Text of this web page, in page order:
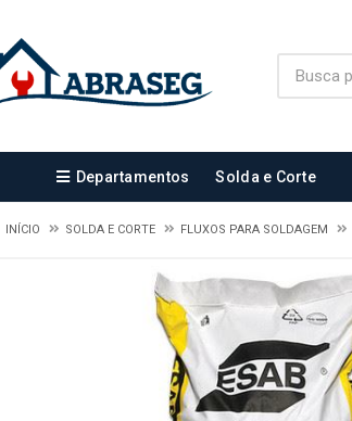
Departamentos Solda e Corte
INÍCIO SOLDA E CORTE FLUXOS PARA SOLDAGEM